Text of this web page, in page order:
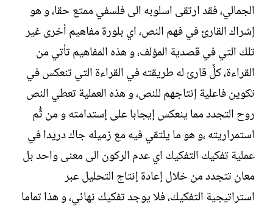
ا
ء
الجمالي، فقد ارتقى اسلوبه الى فلسفي ممتع حقا، و هو
إشراك القارئ في فهم النص، اي بلورة مفاهيم أخرى غير
تلك التي في قصدية المؤلف، و هذه المفاهيم تأتي من
القراءة، كلٌّ قارئ له طريقته في القراءة التي تنعكس في
تكوين فاعلية إنتاجهم للنص، و هذه العملية تعطي النص
روح التجدد مما ينعكس إيجابا على إستدامته و من ثُُّم
استمراريته ،و هو ما يلتقي فيه مع زميله جاك دريدا في
عملية تفكيك التفكيك اي عدم الركون الى معنى واحد بل
معان تتجدد من خلال إعادة إنتاج التحليل عبر
استراتيجية التفكيك، فلا يوجد تفكيك نهائي، و هذا تماما